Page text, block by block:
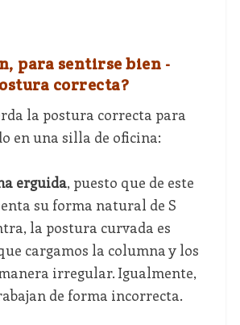
para sentirse bien -
correcta?
la postura correcta para
en una silla de oficina:
erguida, puesto que de este
su forma natural de S
la postura curvada es
cargamos la columna y los
irregular. Igualmente,
de forma incorrecta.